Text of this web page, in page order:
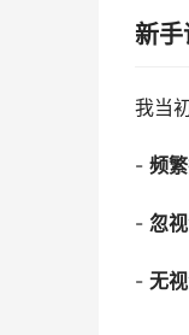
新手
我当
- 频
- 忽
- 无